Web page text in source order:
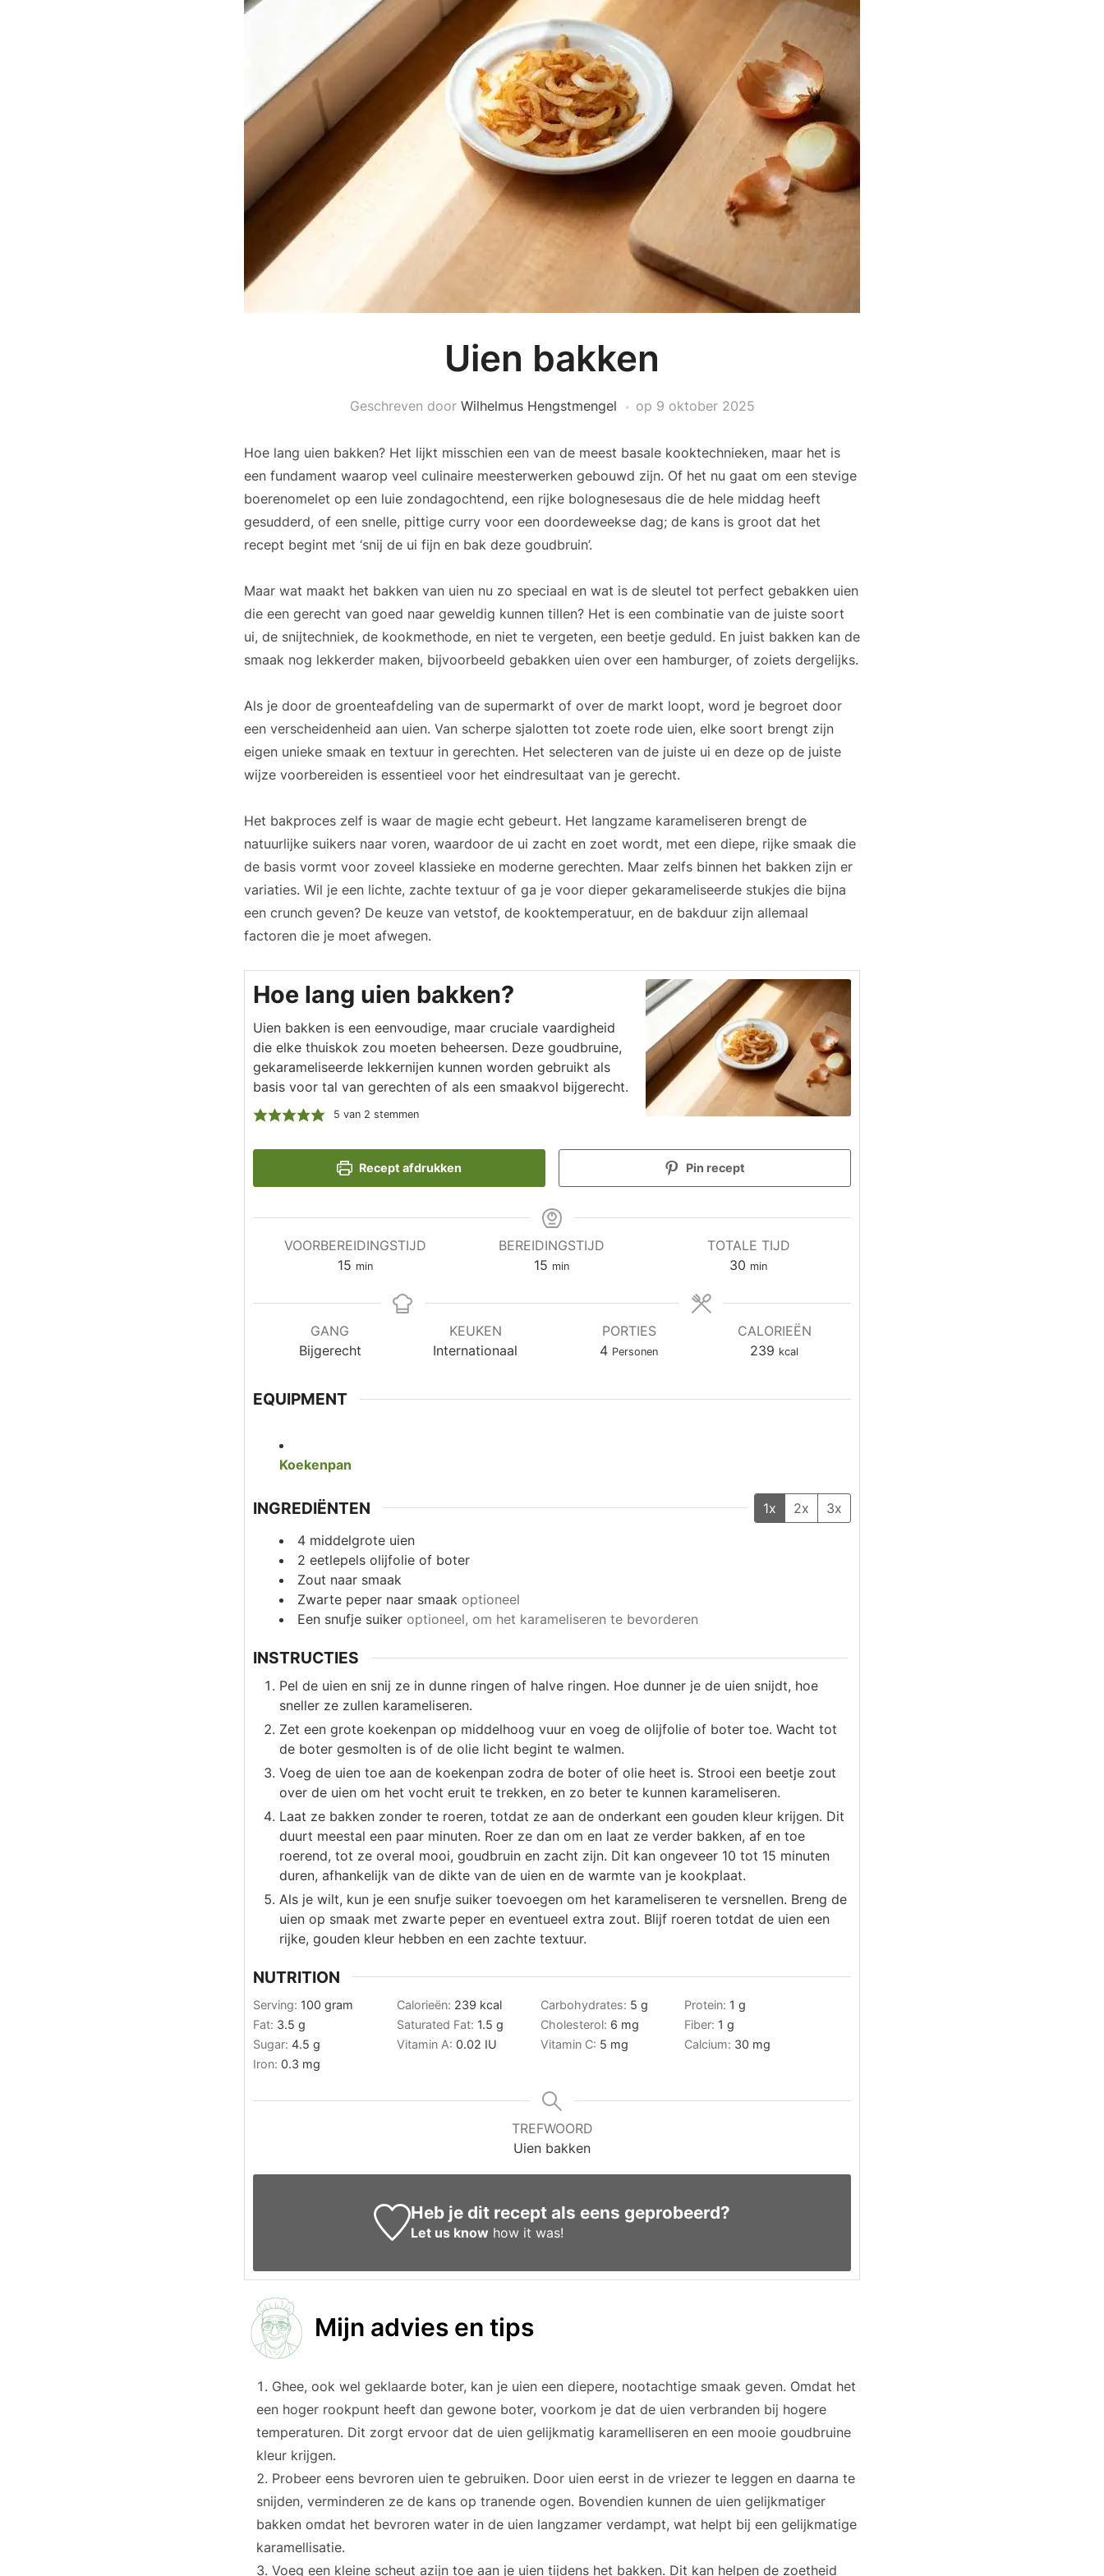
Uien bakken
Geschreven door Wilhelmus Hengstmengel op 9 oktober 2025
Hoe lang uien bakken? Het lijkt misschien een van de meest basale kooktechnieken, maar het is
een fundament waarop veel culinaire meesterwerken gebouwd zijn. Of het nu gaat om een stevige
boerenomelet op een luie zondagochtend, een rijke bolognesesaus die de hele middag heeft
gesudderd, of een snelle, pittige curry voor een doordeweekse dag; de kans is groot dat het
recept begint met ‘snij de ui fijn en bak deze goudbruin’.
Maar wat maakt het bakken van uien nu zo speciaal en wat is de sleutel tot perfect gebakken uien
die een gerecht van goed naar geweldig kunnen tillen? Het is een combinatie van de juiste soort
ui, de snijtechniek, de kookmethode, en niet te vergeten, een beetje geduld. En juist bakken kan de
smaak nog lekkerder maken, bijvoorbeeld gebakken uien over een hamburger, of zoiets dergelijks.
Als je door de groenteafdeling van de supermarkt of over de markt loopt, word je begroet door
een verscheidenheid aan uien. Van scherpe sjalotten tot zoete rode uien, elke soort brengt zijn
eigen unieke smaak en textuur in gerechten. Het selecteren van de juiste ui en deze op de juiste
wijze voorbereiden is essentieel voor het eindresultaat van je gerecht.
Het bakproces zelf is waar de magie echt gebeurt. Het langzame karameliseren brengt de
natuurlijke suikers naar voren, waardoor de ui zacht en zoet wordt, met een diepe, rijke smaak die
de basis vormt voor zoveel klassieke en moderne gerechten. Maar zelfs binnen het bakken zijn er
variaties. Wil je een lichte, zachte textuur of ga je voor dieper gekarameliseerde stukjes die bijna
een crunch geven? De keuze van vetstof, de kooktemperatuur, en de bakduur zijn allemaal
factoren die je moet afwegen.
Hoe lang uien bakken?
Uien bakken is een eenvoudige, maar cruciale vaardigheid
die elke thuiskok zou moeten beheersen. Deze goudbruine,
gekarameliseerde lekkernijen kunnen worden gebruikt als
basis voor tal van gerechten of als een smaakvol bijgerecht.
5 van 2 stemmen
Recept afdrukken Pin recept
VOORBEREIDINGSTIJD
15 minuten
min
BEREIDINGSTIJD
15 minuten
min
TOTALE TIJD
30 minuten
min
GANG
Bijgerecht
KEUKEN
Internationaal
PORTIES
4 Personen
CALORIEËN
239 kcal
EQUIPMENT
Koekenpan
INGREDIËNTEN 1x 2x
3x
4 middelgrote uien
2 eetlepels olijfolie of boter
Zout naar smaak
Zwarte peper naar smaak optioneel
Een snufje suiker optioneel, om het karameliseren te bevorderen
INSTRUCTIES
Pel de uien en snij ze in dunne ringen of halve ringen. Hoe dunner je de uien snijdt, hoe
sneller ze zullen karameliseren.
Zet een grote koekenpan op middelhoog vuur en voeg de olijfolie of boter toe. Wacht tot
de boter gesmolten is of de olie licht begint te walmen.
Voeg de uien toe aan de koekenpan zodra de boter of olie heet is. Strooi een beetje zout
over de uien om het vocht eruit te trekken, en zo beter te kunnen karameliseren.
Laat ze bakken zonder te roeren, totdat ze aan de onderkant een gouden kleur krijgen. Dit
duurt meestal een paar minuten. Roer ze dan om en laat ze verder bakken, af en toe
roerend, tot ze overal mooi, goudbruin en zacht zijn. Dit kan ongeveer 10 tot 15 minuten
duren, afhankelijk van de dikte van de uien en de warmte van je kookplaat.
Als je wilt, kun je een snufje suiker toevoegen om het karameliseren te versnellen. Breng de
uien op smaak met zwarte peper en eventueel extra zout. Blijf roeren totdat de uien een
rijke, gouden kleur hebben en een zachte textuur.
NUTRITION
Serving: 100 gram Calorieën: 239 kcal Carbohydrates: 5 g Protein: 1 g
Fat: 3.5 g Saturated Fat: 1.5 g Cholesterol: 6 mg Fiber: 1 g
Sugar: 4.5 g Vitamin A: 0.02 IU Vitamin C: 5 mg Calcium: 30 mg
Iron: 0.3 mg
TREFWOORD
Uien bakken
Heb je dit recept als eens geprobeerd?
Let us know how it was!
Mijn advies en tips
Ghee, ook wel geklaarde boter, kan je uien een diepere, nootachtige smaak geven. Omdat het
een hoger rookpunt heeft dan gewone boter, voorkom je dat de uien verbranden bij hogere
temperaturen. Dit zorgt ervoor dat de uien gelijkmatig karamelliseren en een mooie goudbruine
kleur krijgen.
Probeer eens bevroren uien te gebruiken. Door uien eerst in de vriezer te leggen en daarna te
snijden, verminderen ze de kans op tranende ogen. Bovendien kunnen de uien gelijkmatiger
bakken omdat het bevroren water in de uien langzamer verdampt, wat helpt bij een gelijkmatige
karamellisatie.
Voeg een kleine scheut azijn toe aan je uien tijdens het bakken. Dit kan helpen de zoetheid